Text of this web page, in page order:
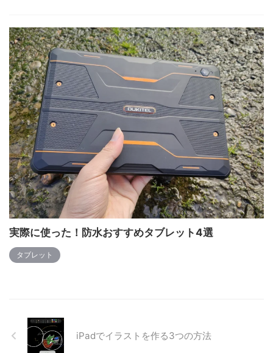
実際に使った！防水おすすめタブレット4選
タブレット
iPadでイラストを作る3つの方法